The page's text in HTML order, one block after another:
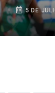
equipo
quiere”
5 DE